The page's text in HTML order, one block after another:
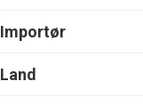
Importør
Land